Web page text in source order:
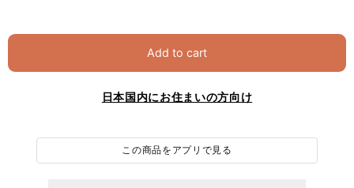
Add to cart
日本国内にお住まいの方向け
この商品をアプリで見る